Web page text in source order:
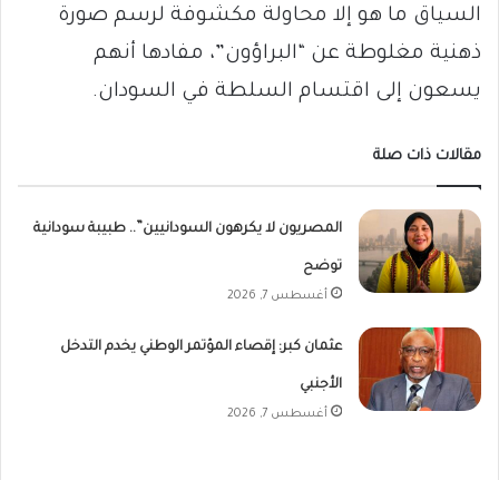
السياق ما هو إلا محاولة مكشوفة لرسم صورة
ذهنية مغلوطة عن “البراؤون”، مفادها أنهم
يسعون إلى اقتسام السلطة في السودان.
مقالات ذات صلة
المصريون لا يكرهون السودانيين”.. طبيبة سودانية
توضح
أغسطس 7, 2026
عثمان كبر: إقصاء المؤتمر الوطني يخدم التدخل
الأجنبي
أغسطس 7, 2026